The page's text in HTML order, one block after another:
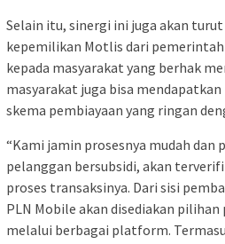
Selain itu, sinergi ini juga akan
kepemilikan Motlis dari
kepada masyarakat yang berhak
masyarakat juga bisa
skema pembiayaan yang ringan
“Kami jamin prosesnya mudah dan
pelanggan bersubsidi, akan
proses transaksinya. Dari sisi
PLN Mobile akan disediakan
melalui berbagai platform.